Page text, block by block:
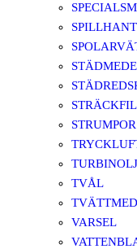
STRUMPOR
TVÅL
VARSEL